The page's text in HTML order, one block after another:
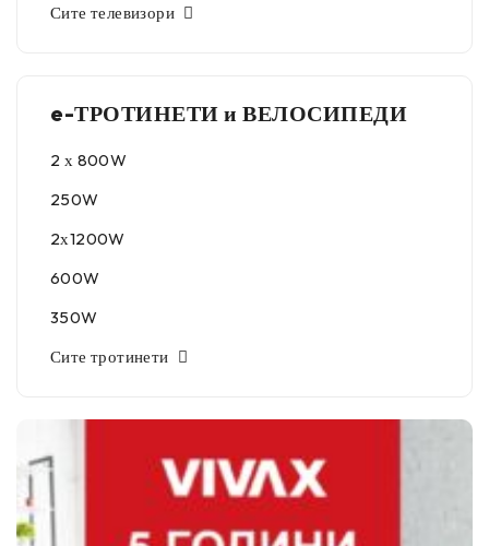
Сите телевизори
e-ТРОТИНЕТИ и ВЕЛОСИПЕДИ
2 х 800W
250W
2х1200W
600W
350W
Сите тротинети